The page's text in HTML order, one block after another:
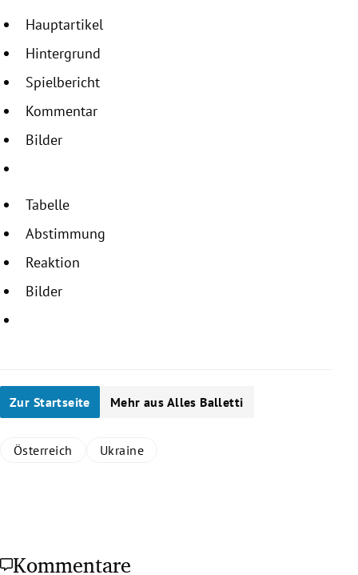
Hauptartikel
Hintergrund
Spielbericht
Kommentar
Bilder
Tabelle
Abstimmung
Reaktion
Bilder
Zur Startseite Mehr aus Alles Balletti
Österreich Ukraine
Kommentare